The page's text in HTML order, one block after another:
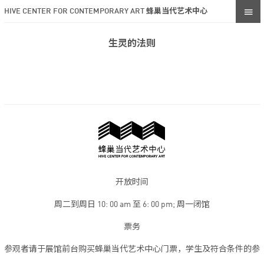
HIVE CENTER FOR CONTEMPORARY ART 蜂巢当代艺术中心
生灵的法则
开放时间
周二到周日 10: 00 am 至 6: 00 pm; 周一闭馆
票务
参观者请于展馆前台购买蜂巢当代艺术中心门票，学生及符合条件的参